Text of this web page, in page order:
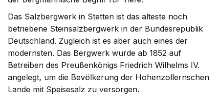
Das Salzbergwerk in Stetten ist das älteste noch
betriebene Steinsalzbergwerk in der Bundesrepublik
Deutschland. Zugleich ist es aber auch eines der
modernsten. Das Bergwerk wurde ab 1852 auf
Betreiben des Preußenkönigs Friedrich Wilhelms IV.
angelegt, um die Bevölkerung der Hohenzollernschen
Lande mit Speisesalz zu versorgen.